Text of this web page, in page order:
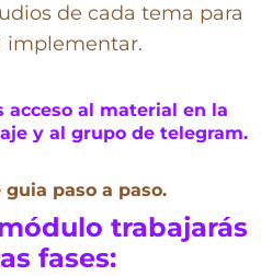
de cada tema para
implementar.
acceso al material en la
y al grupo de telegram.
paso a paso.
trabajarás
fases: